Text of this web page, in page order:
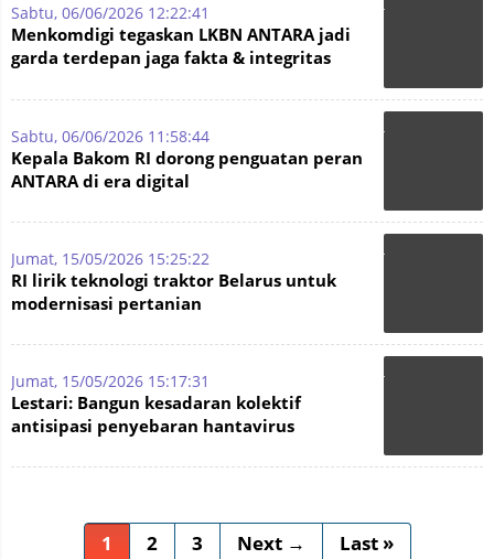
Sabtu, 06/06/2026 12:22:41
Menkomdigi tegaskan LKBN ANTARA jadi
garda terdepan jaga fakta & integritas
Sabtu, 06/06/2026 11:58:44
Kepala Bakom RI dorong penguatan peran
ANTARA di era digital
Jumat, 15/05/2026 15:25:22
RI lirik teknologi traktor Belarus untuk
modernisasi pertanian
Jumat, 15/05/2026 15:17:31
Lestari: Bangun kesadaran kolektif
antisipasi penyebaran hantavirus
1 2 3 Next → Last »